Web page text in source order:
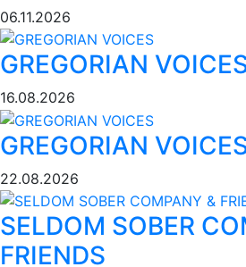
06.11.2026
GREGORIAN
16.08.2026
GREGORIAN
22.08.2026
SELDOM SOBER
FRIENDS